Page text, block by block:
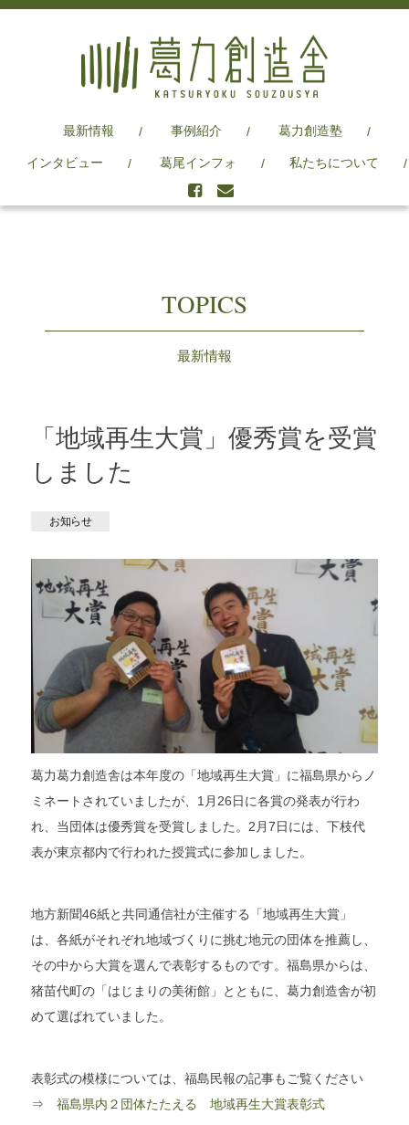
最新情報 事例紹介 葛力創造塾
インタビュー 葛尾インフォ 私たちについて
TOPICS
最新情報
「地域再生大賞」優秀賞を受賞
しました
お知らせ
葛力葛力創造舎は本年度の「地域再生大賞」に福島県からノ
ミネートされていましたが、1月26日に各賞の発表が行わ
れ、当団体は優秀賞を受賞しました。2月7日には、下枝代
表が東京都内で行われた授賞式に参加しました。
地方新聞46紙と共同通信社が主催する「地域再生大賞」
は、各紙がそれぞれ地域づくりに挑む地元の団体を推薦し、
その中から大賞を選んで表彰するものです。福島県からは、
猪苗代町の「はじまりの美術館」とともに、葛力創造舎が初
めて選ばれていました。
表彰式の模様については、福島民報の記事もご覧ください
⇒福島県内２団体たたえる 地域再生大賞表彰式